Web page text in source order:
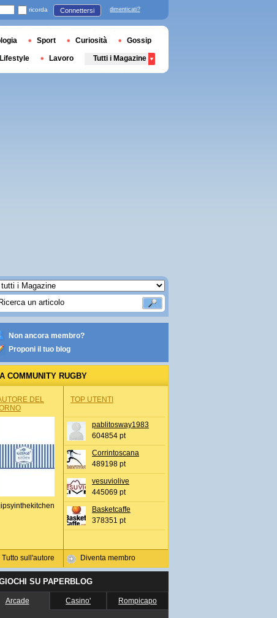
Non ancora membro?
Proponi il tuo blog
COMMUNITY RUGBY
DEL
Tutto sull'autore
TOP UTENTI
pablitosway1983
604854 pt
Corrintoscana
489198 pt
vesuviolive
445069 pt
Basketcaffe
378351 pt
Diventa membro
GIOCHI SU PAPERBLOG
Arcade Casino' Rompicapo
ricorda Connettersi dimenticati?
Sport Curiosità Gossip
Lifestyle Lavoro Tutti i Magazine